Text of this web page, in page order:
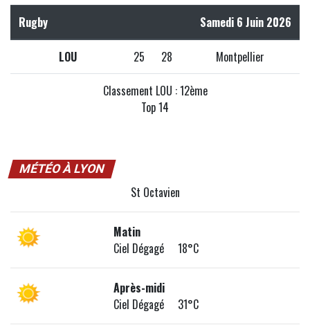
Rugby Samedi 6 Juin 2026
LOU 25 28 Montpellier
Classement LOU : 12ème
Top 14
MÉTÉO À LYON
St Octavien
Matin
Ciel Dégagé 18°C
Après-midi
Ciel Dégagé 31°C